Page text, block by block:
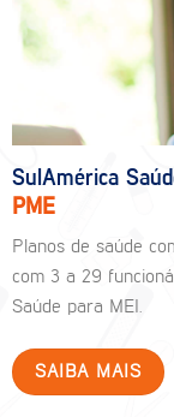
SulAmérica
PME
Planos de saúde
com 3 a 29
Saúde para MEI.
SAIBA MAIS